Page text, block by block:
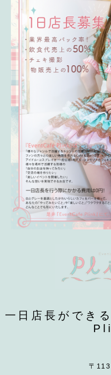
一日店長ができ
〒